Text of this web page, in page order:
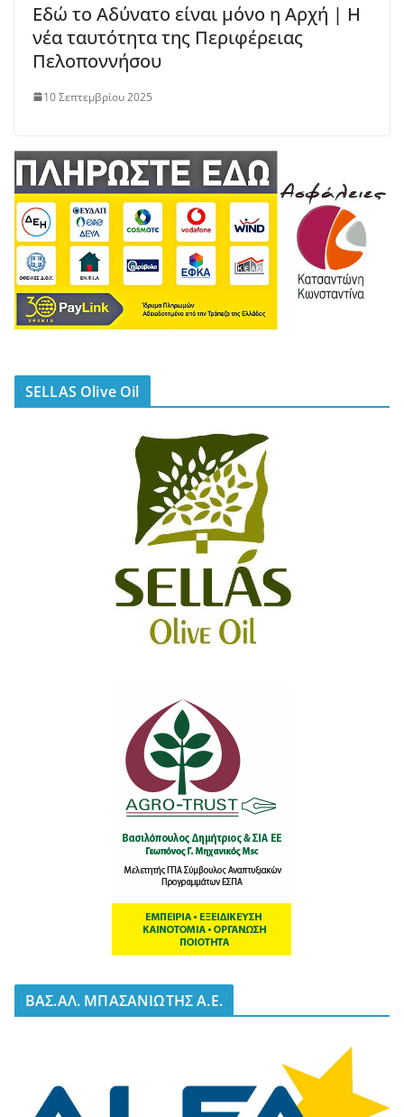
Εδώ το Αδύνατο είναι μόνο η Αρχή | Η
νέα ταυτότητα της Περιφέρειας
Πελοποννήσου
10 Σεπτεμβρίου 2025
SELLAS Olive Oil
BΑΣ.ΑΛ. ΜΠΑΣΑΝΙΩΤΗΣ Α.Ε.